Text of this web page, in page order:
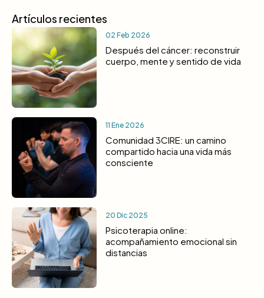
Artículos recientes
02 Feb 2026
Después del cáncer: reconstruir
cuerpo, mente y sentido de vida
11 Ene 2026
Comunidad 3CIRE: un camino
compartido hacia una vida más
consciente
20 Dic 2025
Psicoterapia online:
acompañamiento emocional sin
distancias